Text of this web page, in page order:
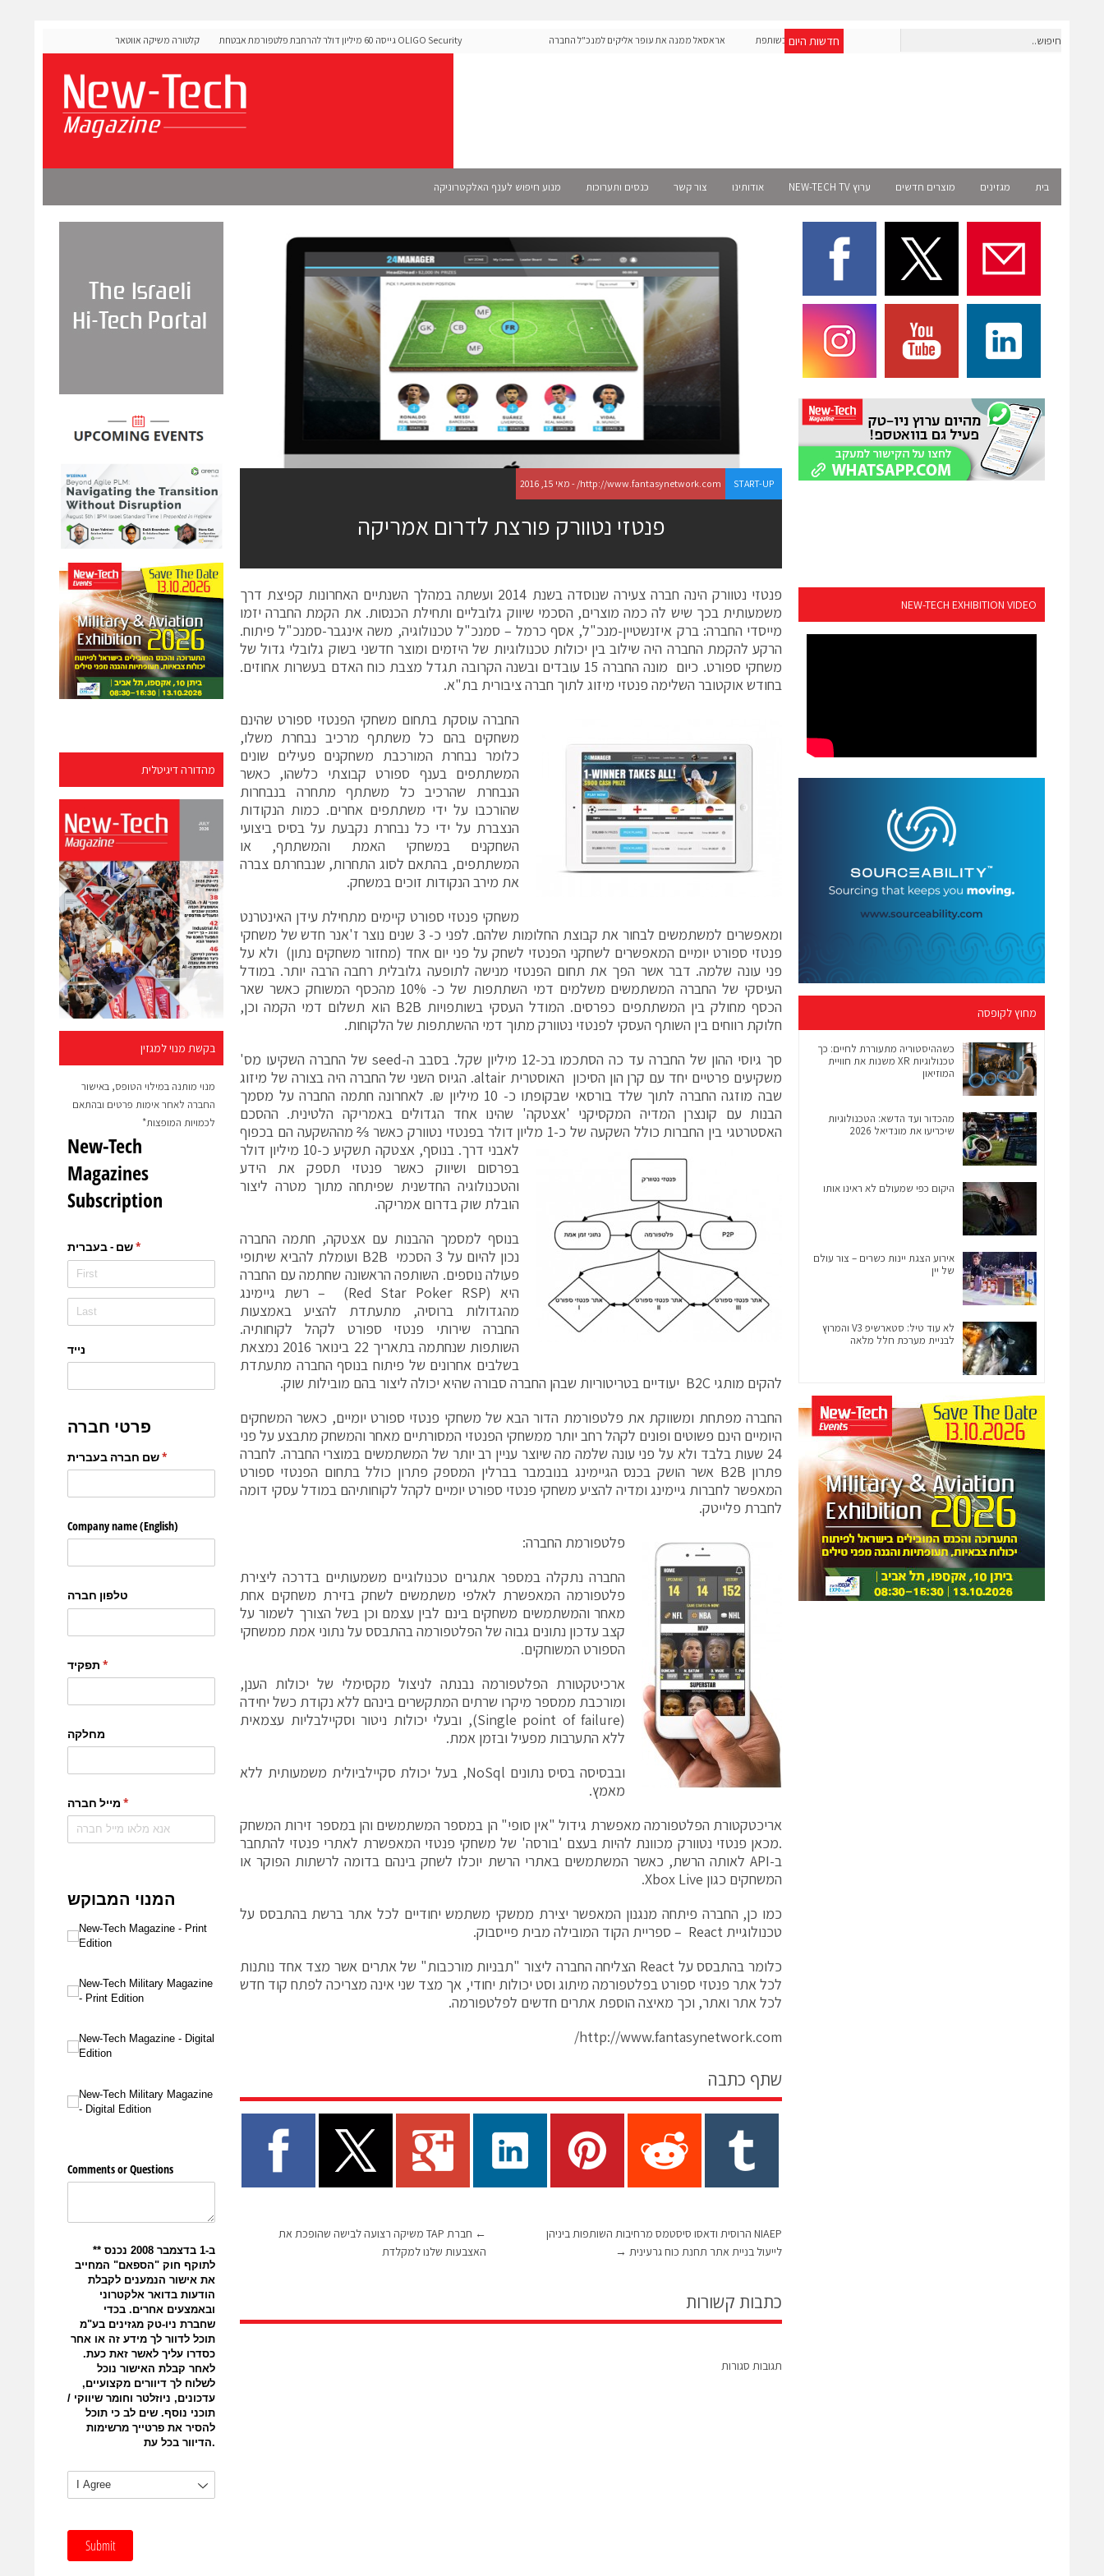
חדשות היום
OpenAI מרחיבה את פעילותה בישראל; אברא הוסמכה כשותפת
אראסאל ממנה את עופר אליקים למנכ"ל החברה
OLIGO Security גייסה 60 מיליון דולר להרחבת פלטפורמת אבטחת
קלטורה משיקה אווטארים עם אינטליגנציה רגשית לתרגול
בית מגזינים מוצרים חדשים ערוץ NEW-TECH TV אודותינו צור קשר כנסים ותערוכות מנוע חיפוש לענף האלקטרוניקה
מהדורה דיגיטלית
בקשת מנוי למגזין
מנוי מותנה במילוי הטופס, באישור
החברה לאחר אימות פרטים ובהתאם
לכמויות המופצות*
START-UP http://www.fantasynetwork.com/ - מאי 15, 2016
פנטזי נטוורק פורצת לדרום אמריקה
פנטזי נטוורק הינה חברה צעירה שנוסדה בשנת 2014 ועשתה במהלך השנתיים האחרונות קפיצת דרך
משמעותית בכך שיש לה כמה מוצרים, הסכמי שיווק גלובליים ותחילת הכנסות. את הקמת החברה יזמו
מייסדי החברה: ברק איזנשטיין-מנכ"ל, אסף כרמל – סמנכ"ל טכנולוגיה, משה אינגבר-סמנכ"ל פיתוח.
הרקע להקמת החברה היה שילוב בין יכולות טכנולוגיות של היזמים ומוצר חדשני בשוק גלובלי גדול של
משחקי ספורט. כיום מונה החברה 15 עובדים ובשנה הקרובה תגדל מצבת כוח האדם בעשרות אחוזים.
בחודש אוקטובר השלימה פנטזי מיזוג לתוך חברה ציבורית בת"א.
החברה עוסקת בתחום משחקי הפנטזי ספורט שהינם
משחקים בהם כל משתתף מרכיב נבחרת משלו,
כלומר נבחרת המורכבת משחקנים פעילים שונים
המשתתפים בענף ספורט קבוצתי כלשהו, כאשר
הנבחרת שהרכיב כל משתתף מתחרה בנבחרות
שהורכבו על ידי משתתפים אחרים. כמות הנקודות
הנצברת על ידי כל נבחרת נקבעת על בסיס ביצועי
השחקנים במשחקי האמת והמשתתף, או
המשתתפים, בהתאם לסוג התחרות, שנבחרתם צברה
את מירב הנקודות זוכים במשחק.
משחקי פנטזי ספורט קיימים מתחילת עידן האינטרנט
ומאפשרים למשתמשים לבחור את קבוצת החלומות שלהם. לפני כ- 3 שנים נוצר ז'אנר חדש של משחקי
פנטזי ספורט יומיים המאפשרים לשחקני הפנטזי לשחק על פני יום אחד (מחזור משחקים נתון) ולא על
פני עונה שלמה. דבר אשר הפך את תחום הפנטזי מנישה לתופעה גלובלית רחבה הרבה יותר. במודל
העיסקי של החברה המשתמשים משלמים דמי השתתפות של כ- 10% מהכסף המשוחק כאשר שאר
הכסף מחולק בין המשתתפים כפרסים. המודל העסקי בשותפויות B2B הוא תשלום דמי הקמה וכן,
חלוקת רווחים בין השותף העסקי לפנטזי נטוורק מתוך דמי ההשתתפות של הלקוחות.
סך גיוסי ההון של החברה עד כה הסתכמו בכ-12 מיליון שקל. בסבב ה-seed של החברה השקיעו מס'
משקיעים פרטיים יחד עם קרן הון הסיכון האוסטרית altair. הגיוס השני של החברה היה בצורה של מיזוג
שבה מוזגה החברה לתוך שלד בורסאי שבקופתו כ- 10 מיליון ₪. לאחרונה חתמה החברה על מסמך
הבנות עם קונצרן המדיה המקסיקני 'אצטקה' שהינו אחד הגדולים באמריקה הלטינית. ההסכם
האסטרטגי בין החברות כולל השקעה של כ-1 מליון דולר בפנטזי נטוורק כאשר ⅔ מההשקעה הם בכפוף
לאבני דרך. בנוסף, אצטקה
תשקיע כ-10 מיליון דולר
בפרסום ושיווק כאשר פנטזי תספק את הידע
והטכנולוגיה החדשנית שפיתחה מתוך מטרה ליצור
הובלת שוק בדרום אמריקה.
בנוסף למסמך ההבנות עם אצטקה, חתמה החברה
נכון להיום על 3 הסכמי B2B ועומלת להביא שיתופי
פעולה נוספים. השותפה הראשונה שחתמה עם החברה
היא (Red Star Poker RSP) – רשת גיימינג
מהגדולות ברוסיה, מתעתדת להציע באמצעות
החברה שירותי פנטזי ספורט לקהל לקוחותיה.
השותפות שנחתמה בתאריך 22 בינואר 2016 נמצאת
בשלבים אחרונים של פיתוח בנוסף החברה מתעתדת
להקים מותגי B2C יעודיים בטריטוריות שבהן החברה סבורה שהיא יכולה ליצור בהם מובילות שוק.
החברה מפתחת ומשווקת את פלטפורמת הדור הבא של משחקי פנטזי ספורט יומיים, כאשר המשחקים
היומיים הינם פשוטים ופונים לקהל רחב יותר ממשחקי הפנטזי המסורתיים מאחר והמשחק מתבצע על פני
24 שעות בלבד ולא על פני עונה שלמה מה שיוצר עניין רב יותר של המשתמשים במוצרי החברה. לחברה
פתרון B2B אשר הושק בכנס הגיימינג בנובמבר בברלין המספק פתרון כולל בתחום הפנטזי ספורט
המאפשר לחברות גיימינג ומדיה להציע משחקי פנטזי ספורט יומיים לקהל לקוחותיהם במודל עסקי דומה
לחברת פלייטק.
פלטפורמת החברה:
החברה נתקלה במספר אתגרים טכנולוגיים משמעותיים בדרכה ליצירת
פלטפורמה המאפשרת לאלפי משתמשים לשחק בזירת משחקים אחת
מאחר והמשתמשים משחקים בינם לבין עצמם וכן בשל הצורך לשמור על
קצב עדכון נתונים גבוה של הפלטפורמה בהתבסס על נתוני אמת ממשחקי
הספורט המשוחקים.
ארכיטקטורת הפלטפורמה נבנתה לניצול מקסימלי של יכולות הענן,
ומורכבת ממספר מיקרו שרתים המתקשרים בינהם ללא נקודת כשל יחידה
(Single point of failure), ובעלי יכולות ניטור וסקיילבליות עצמאית
ללא התערבות מפעיל ובזמן אמת.
ובבסיסה בסיס נתונים NoSql, בעל יכולת סקיילביולית משמעותית ללא
מאמץ.
אריכטקטורת הפלטפורמה מאפשרת גידול "אין סופי" הן במספר המשתמשים והן במספר זירות המשחק
.מכאן פנטזי נטוורק מכוונת להיות בעצם 'בורסה' של משחקי פנטזי המאפשרת לאתרי פנטזי להתחבר
ב-API לאותה הרשת, כאשר המשתמשים באתרי הרשת יוכלו לשחק בינהם בדומה לרשתות הפוקר או
המשחקים כגון Xbox Live.
כמו כן, החברה פיתחה מנגנון המאפשר יצירת ממשקי משתמש יחודיים לכל אתר ברשת בהתבסס על
טכנולוגיית React – ספריית הקוד המובילה מבית פייסבוק.
כלומר בהתבסס על React הצליחה החברה ליצור "תבניות מורכבות" של אתרים אשר מצד אחד נותנות
לכל אתר פנטזי ספורט בפלטפורמה מיתוג וסט יכולות יחודי, אך מצד שני אינה מצריכה לפתח קוד חדש
לכל אתר ואתר, וכך מאיצה הוספת אתרים חדשים לפלטפורמה.
http://www.fantasynetwork.com/
שתף כתבה
←
חברת TAP משיקה רצועה לבישה שהופכת את
האצבעות שלנו למקלדת
NIAEP הרוסית ודאסו סיסטמס מרחיבות השותפות ביניהן
לייעול בניית אתר תחנת כוח גרעינית →
כתבות קשורות
תגובות סגורות
NEW-TECH EXHIBITION VIDEO
מחוץ לקופסה
כשההיסטוריה מתעוררת לחיים: כך
טכנולוגיות XR משנות את חוויית
המוזיאון
מהכדור ועד הדשא: הטכנולוגיות
שיכריעו את מונדיאל 2026
היקום כפי שמעולם לא ראינו אותו
אירוע הצגת יינות כשרים – צור עולם
של יין
לא עוד טיל: סטארשיפ V3 והמרוץ
לבניית מערכת חלל מלאה